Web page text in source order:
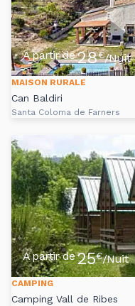
A partir de28€/Nuit
MAISON RURALE
Can Baldiri
Santa Coloma de Farners
A partir de25€/Nuit
CAMPING
Camping Vall de Ribes